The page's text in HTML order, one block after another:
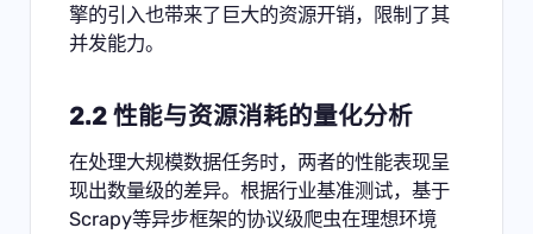
擎的引入也带来了巨大的资源开销，限制了其
并发能力。
2.2 性能与资源消耗的量化分析
在处理大规模数据任务时，两者的性能表现呈
现出数量级的差异。根据行业基准测试，基于
Scrapy等异步框架的协议级爬虫在理想环境